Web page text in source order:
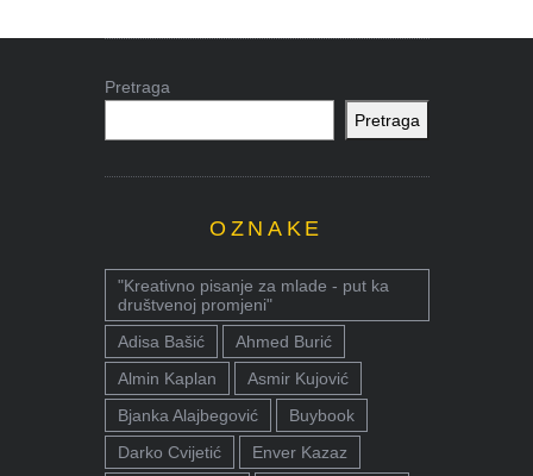
Pretraga
Pretraga
OZNAKE
"Kreativno pisanje za mlade - put ka
društvenoj promjeni"
Adisa Bašić
Ahmed Burić
Almin Kaplan
Asmir Kujović
Bjanka Alajbegović
Buybook
Darko Cvijetić
Enver Kazaz